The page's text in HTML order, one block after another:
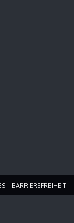
EIN NEUES FENSTER))
((ÖFFNET EIN NEUES
BARRIEREFREIHEIT